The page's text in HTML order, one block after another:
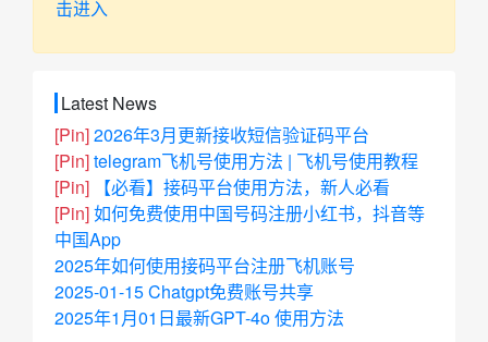
击进入
Latest News
[Pin]2026年3月更新接收短信验证码平台
[Pin]telegram飞机号使用方法 | 飞机号使用教程
[Pin]
【必看】接码平台使用方法，新人必看
[Pin]如何免费使用中国号码注册小红书，抖音等
中国App
2025年如何使用接码平台注册飞机账号
2025-01-15 Chatgpt免费账号共享
2025年1月01日最新GPT-4o 使用方法